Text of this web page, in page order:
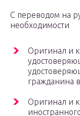
С переводом на
необходимости
Оригинал и
гражданина
Оригинал и